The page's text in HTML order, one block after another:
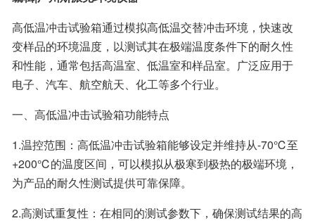
高低温冲击试验箱通过模拟高低温交替冲击环境，快速改
变样品的环境温度，以测试其在极端温度条件下的耐久性
和性能，通常包括高温室、低温室和样品室。广泛应用于
电子、汽车、航空航天、化工等多个行业。
一、高低温冲击试验箱功能特点
1.温控范围：高低温冲击试验箱能够设定并维持从-70℃至
+200℃的温度区间，可以模拟从极寒到极热的极端环境，
为产品的耐久性测试提供可靠保障。
2.高测试重复性：在相同的测试参数下，确保测试结果的高